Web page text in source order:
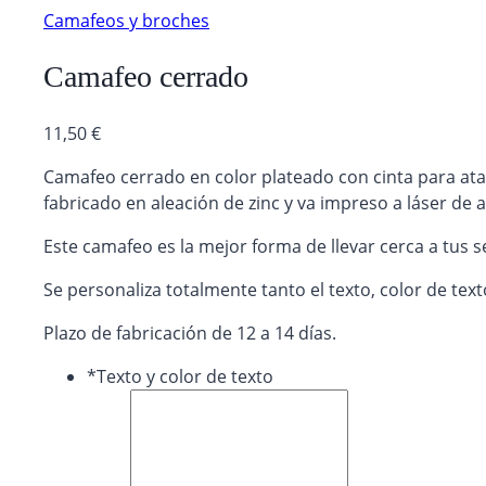
Camafeos y broches
Camafeo cerrado
11,50€
Camafeo cerrado en color plateado con cinta para
fabricado en aleación de zinc y va impreso a láser de
Este camafeo es la mejor forma de llevar cerca a
Se personaliza totalmente tanto el texto, color de
Plazo de fabricación de 12 a 14 días.
*Texto y color de texto